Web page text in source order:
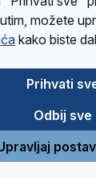
VolonteriPrijatelji
Google
Google
Play
možete
kako biste
Prihvati
Odbij sve